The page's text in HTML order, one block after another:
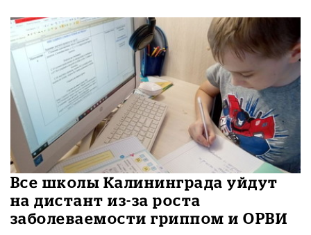
Все школы Калининграда уйдут
на дистант из-за роста
заболеваемости гриппом и ОРВИ